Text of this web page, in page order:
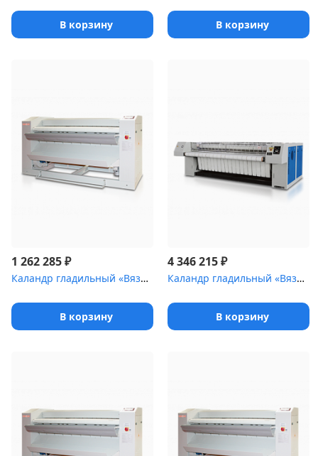
В корзину В корзину
1 262 285₽
Каландр гладильный «Вязьма» ВЕГА пар [ВК-1640П (ВК-1640П.2231)]
В корзину
4 346 215₽
Каландр гладильный «Вязьма» ВЕГА пар [ВК2-3300П]
В корзину